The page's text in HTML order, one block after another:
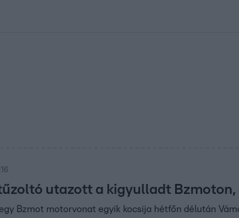
utazott a kigyulladt
Bzmot motorvonat egyik kocsija hétfőn délután